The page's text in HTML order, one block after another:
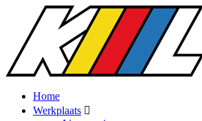
Home
Werkplaats